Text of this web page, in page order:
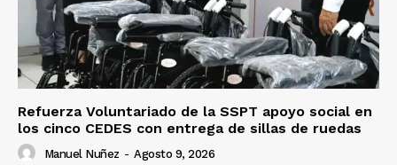
Refuerza Voluntariado de la SSPT apoyo social en
los cinco CEDES con entrega de sillas de ruedas
Manuel Nuñez - Agosto 9, 2026